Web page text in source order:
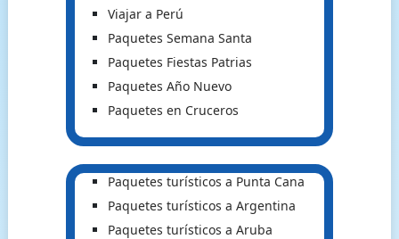
Viajar a Perú
Paquetes Semana Santa
Paquetes Fiestas Patrias
Paquetes Año Nuevo
Paquetes en Cruceros
Paquetes turísticos a Punta Cana
Paquetes turísticos a Argentina
Paquetes turísticos a Aruba